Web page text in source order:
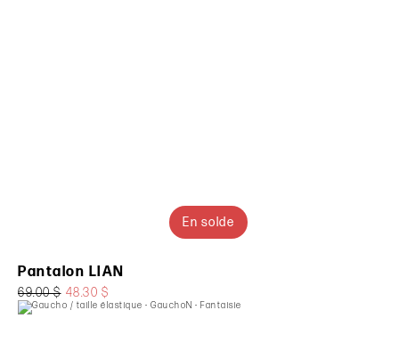
En solde
Pantalon LIAN
69.00 $ 48.30 $